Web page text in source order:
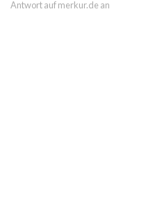
Antwort auf merkur.de an